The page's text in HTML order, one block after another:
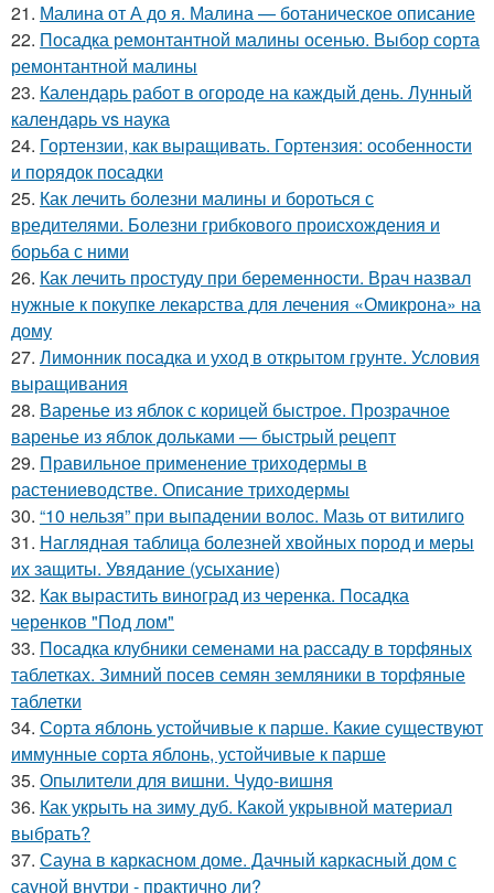
21. Малина от А до я. Малина — ботаническое описание
22. Посадка ремонтантной малины осенью. Выбор сорта
ремонтантной малины
23. Календарь работ в огороде на каждый день. Лунный
календарь vs наука
24. Гортензии, как выращивать. Гортензия: особенности
и порядок посадки
25. Как лечить болезни малины и бороться с
вредителями. Болезни грибкового происхождения и
борьба с ними
26. Как лечить простуду при беременности. Врач назвал
нужные к покупке лекарства для лечения «Омикрона» на
дому
27. Лимонник посадка и уход в открытом грунте. Условия
выращивания
28. Варенье из яблок с корицей быстрое. Прозрачное
варенье из яблок дольками — быстрый рецепт
29. Правильное применение триходермы в
растениеводстве. Описание триходермы
30. “10 нельзя” при выпадении волос. Мазь от витилиго
31. Наглядная таблица болезней хвойных пород и меры
их защиты. Увядание (усыхание)
32. Как вырастить виноград из черенка. Посадка
черенков "Под лом"
33. Посадка клубники семенами на рассаду в торфяных
таблетках. Зимний посев семян земляники в торфяные
таблетки
34. Сорта яблонь устойчивые к парше. Какие существуют
иммунные сорта яблонь, устойчивые к парше
35. Опылители для вишни. Чудо-вишня
36. Как укрыть на зиму дуб. Какой укрывной материал
выбрать?
37. Сауна в каркасном доме. Дачный каркасный дом с
сауной внутри - практично ли?